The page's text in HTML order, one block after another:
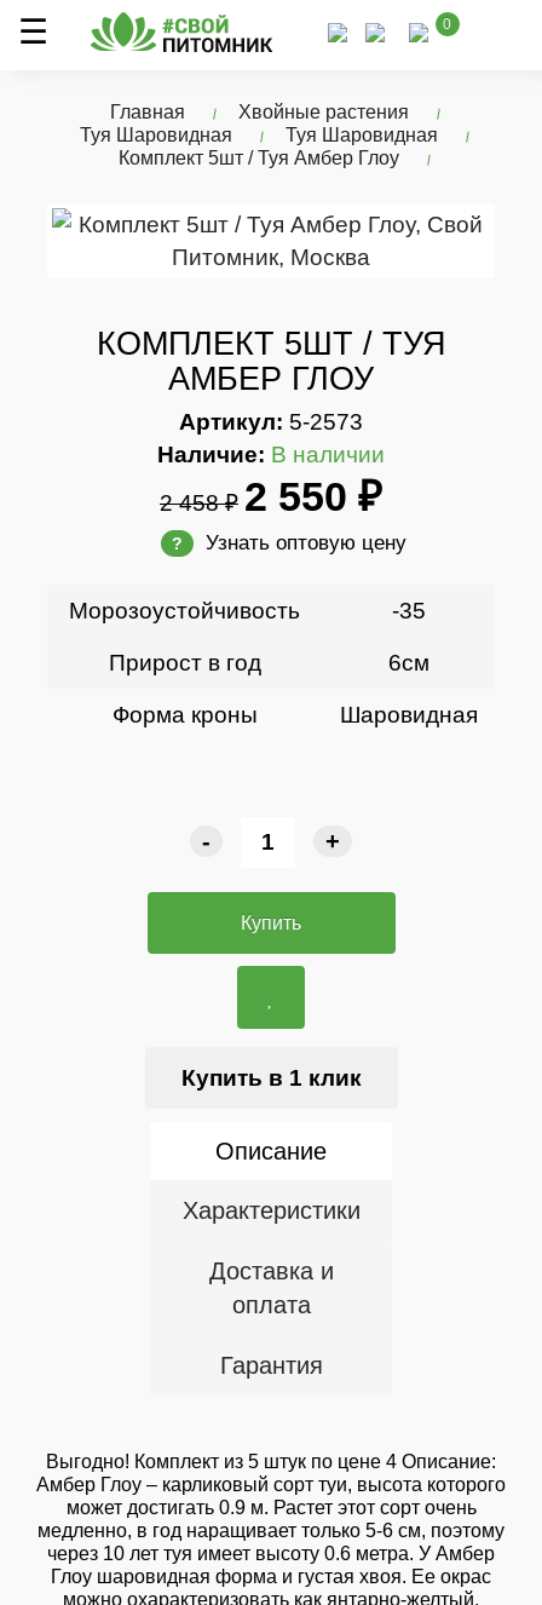
0
Главная
Хвойные растения
Туя Шаровидная
Туя Шаровидная
Комплект 5шт / Туя Амбер Глоу
КОМПЛЕКТ 5ШТ / ТУЯ
АМБЕР ГЛОУ
Артикул: 5-2573
Наличие: В наличии
2 458 ₽ 2 550 ₽
? Узнать оптовую цену
Морозоустойчивость -35
Прирост в год 6см
Форма кроны Шаровидная
- +
Купить
Купить в 1 клик
Описание
Характеристики
Доставка и
оплата
Гарантия
Выгодно! Комплект из 5 штук по цене 4 Описание:
Амбер Глоу – карликовый сорт туи, высота которого
может достигать 0.9 м. Растет этот сорт очень
медленно, в год наращивает только 5-6 см, поэтому
через 10 лет туя имеет высоту 0.6 метра. У Амбер
Глоу шаровидная форма и густая хвоя. Ее окрас
можно охарактеризовать как янтарно-желтый.